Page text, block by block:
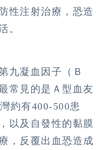
性注射治療，恐造
。
九凝血因子（Ｂ
常見的是Ａ型血友
約有400-500患
以及自發性的黏膜
，反覆出血恐造成